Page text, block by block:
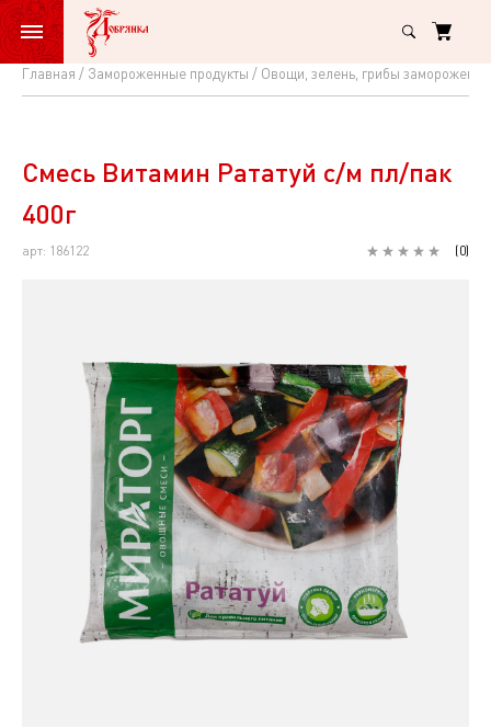
Главная Замороженные продукты Овощи, зелень, грибы
Смесь
Рататуй
с/
Смесь Витамин Рататуй с/м пл/пак
400г
арт: 186122 (0)